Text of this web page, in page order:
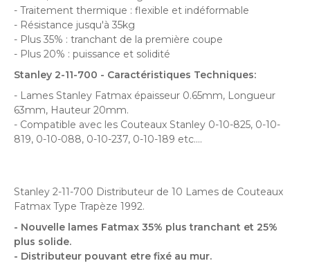
- Traitement thermique : flexible et indéformable
- Résistance jusqu'à 35kg
- Plus 35% : tranchant de la première coupe
- Plus 20% : puissance et solidité
Stanley 2-11-700 - Caractéristiques Techniques:
- Lames Stanley Fatmax épaisseur 0.65mm, Longueur
63mm, Hauteur 20mm.
- Compatible avec les Couteaux Stanley 0-10-825, 0-10-
819, 0-10-088, 0-10-237, 0-10-189 etc....
Stanley 2-11-700 Distributeur de 10 Lames de Couteaux
Fatmax Type Trapèze 1992.
- Nouvelle lames Fatmax 35% plus tranchant et 25%
plus solide.
- Distributeur pouvant etre fixé au mur.